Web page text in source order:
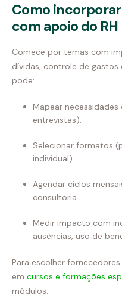
Como
com apoio do RH
Comece por temas com
dívidas, controle de gastos
pode:
Mapear
entrevistas).
Selecionar formatos
individual).
Agendar ciclos
consultoria.
Medir impacto com
ausências, uso de
Para escolher
em cursos e formações
módulos.